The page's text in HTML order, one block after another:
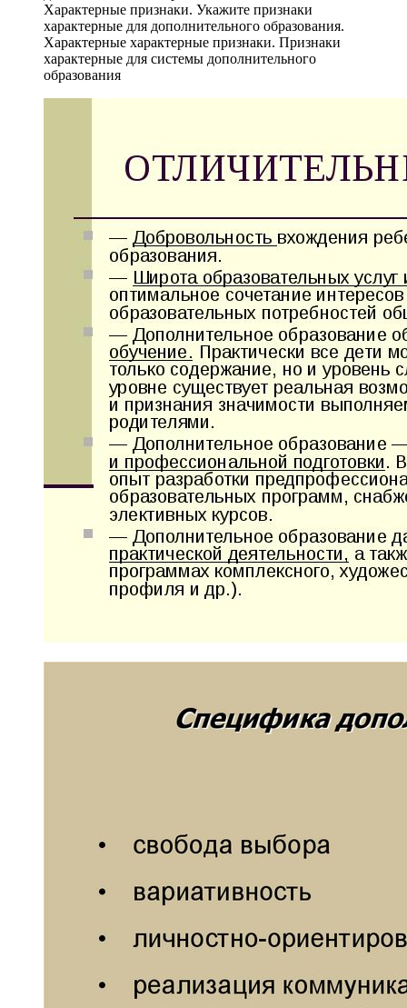
Характерные признаки. Укажите признаки
характерные для дополнительного образования.
Характерные характерные признаки. Признаки
характерные для системы дополнительного
образования